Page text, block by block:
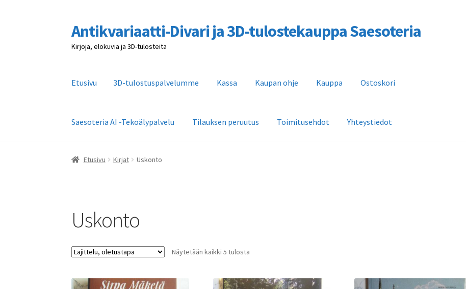
Siirry
navigointiin
Siirry
sisältöön
Antikvariaatti-Divari ja 3D-tulostekauppa Saesoteria
Kirjoja, elokuvia ja 3D-tulosteita
Etusivu 3D-tulostuspalvelumme Kassa Kaupan ohje Kauppa Ostoskori
Saesoteria AI -Tekoälypalvelu Tilauksen peruutus Toimitusehdot Yhteystiedot
Etusivu 3D-tulostuspalvelumme
Etusivu Kirjat Uskonto
Uskonto
Näytetään kaikki 5 tulosta